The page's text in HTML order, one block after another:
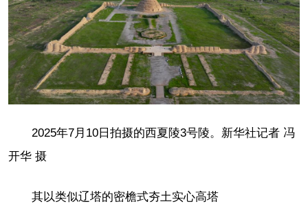
2025年7月10日拍摄的西夏陵3号陵。新华社记者 冯
开华 摄
其以类似辽塔的密檐式夯土实心高塔